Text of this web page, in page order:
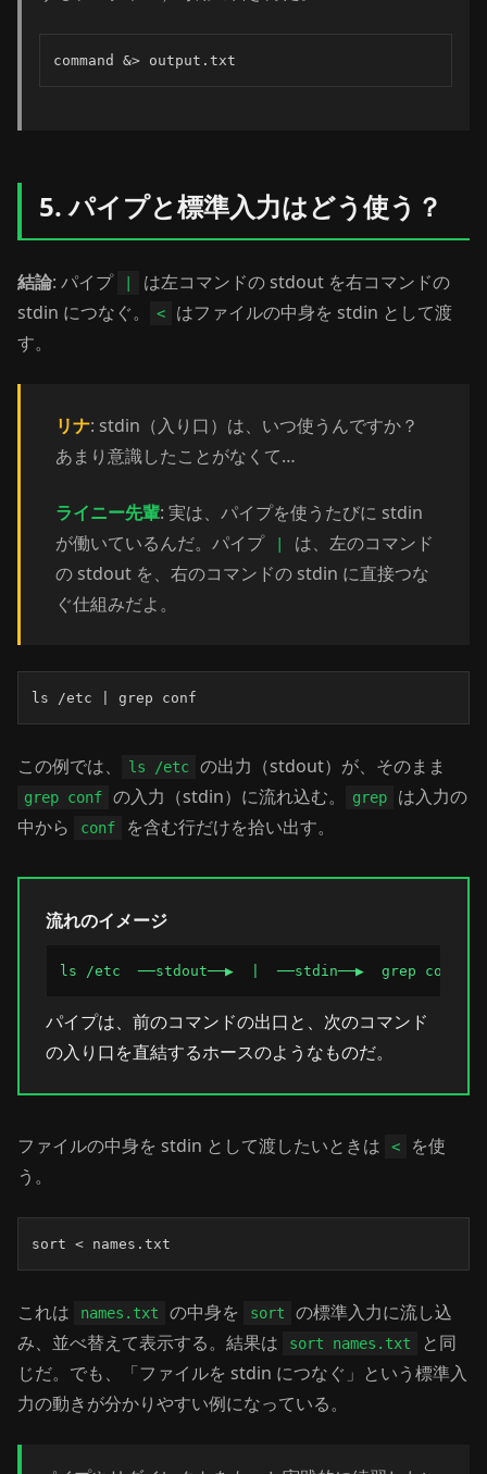
command &> output.txt
5. パイプと標準入力はどう使う？
結論: パイプ
は左コマンドの stdout を右コマンドの
stdin につなぐ。
<
はファイルの中身を stdin として渡
す。
リナ: stdin（入り口）は、いつ使うんですか？
あまり意識したことがなくて…
ライニー先輩: 実は、パイプを使うたびに stdin
が働いているんだ。パイプ
は、左のコマンド
の stdout を、右のコマンドの stdin に直接つな
ぐ仕組みだよ。
ls /etc | grep conf
この例では、 ls /etc の出力（stdout）が、そのまま
grep conf の入力（stdin）に流れ込む。 grep
は入力の
中から
conf を含む行だけを拾い出す。
流れのイメージ
ls /etc  ──stdout──▶  |  ──stdin──▶  grep conf
パイプは、前のコマンドの出口と、次のコマンド
の入り口を直結するホースのようなものだ。
ファイルの中身を stdin として渡したいときは <
を使
う。
sort < names.txt
これは names.txt の中身を sort
の標準入力に流し込
み、並べ替えて表示する。結果は
sort names.txt
と同
じだ。でも、「ファイルを stdin につなぐ」という標準入
力の動きが分かりやすい例になっている。